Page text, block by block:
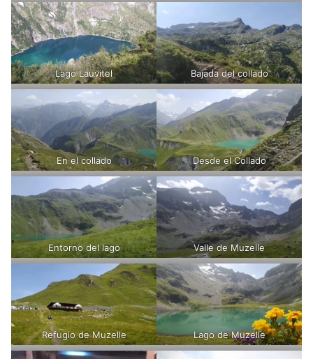
Lago Lauvitel Bajada del collado
En el collado Desde el Collado
Entorno del lago Valle de Muzelle
Refugio de Muzelle Lago de Muzelle